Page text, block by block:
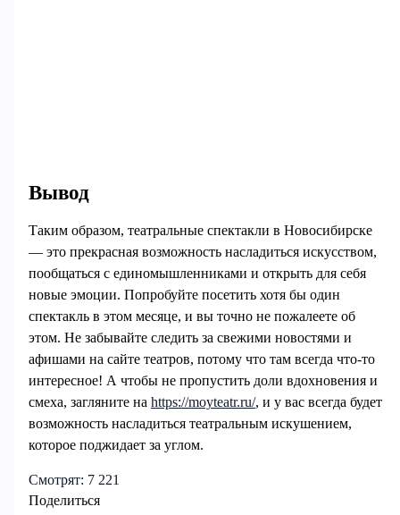
Вывод
Таким образом, театральные спектакли в Новосибирске
— это прекрасная возможность насладиться искусством,
пообщаться с единомышленниками и открыть для себя
новые эмоции. Попробуйте посетить хотя бы один
спектакль в этом месяце, и вы точно не пожалеете об
этом. Не забывайте следить за свежими новостями и
афишами на сайте театров, потому что там всегда что-то
интересное! А чтобы не пропустить доли вдохновения и
смеха, загляните на https://moyteatr.ru/, и у вас всегда будет
возможность насладиться театральным искушением,
которое поджидает за углом.
Смотрят: 7 221
Поделиться